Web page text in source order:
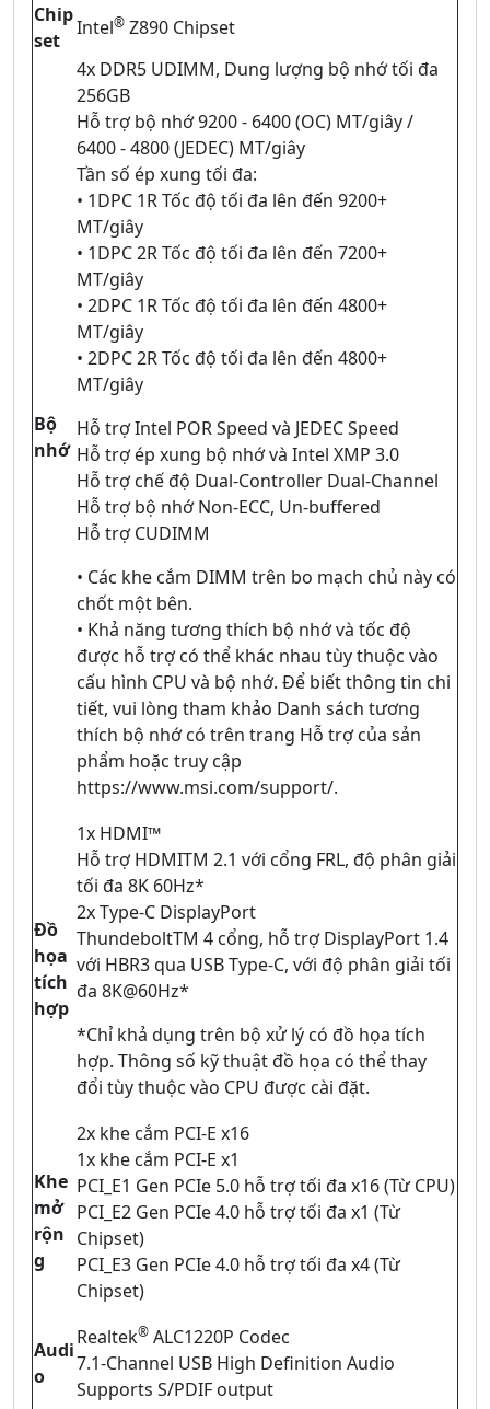
Chip
set
Intel® Z890 Chipset
Bộ
nhớ
4x DDR5 UDIMM, Dung lượng bộ nhớ tối đa
256GB
Hỗ trợ bộ nhớ 9200 - 6400 (OC) MT/giây /
6400 - 4800 (JEDEC) MT/giây
Tần số ép xung tối đa:
• 1DPC 1R Tốc độ tối đa lên đến 9200+
MT/giây
• 1DPC 2R Tốc độ tối đa lên đến 7200+
MT/giây
• 2DPC 1R Tốc độ tối đa lên đến 4800+
MT/giây
• 2DPC 2R Tốc độ tối đa lên đến 4800+
MT/giây
Hỗ trợ Intel POR Speed ​​và JEDEC Speed
Hỗ trợ ép xung bộ nhớ và Intel XMP 3.0
Hỗ trợ chế độ Dual-Controller Dual-Channel
Hỗ trợ bộ nhớ Non-ECC, Un-buffered
Hỗ trợ CUDIMM
• Các khe cắm DIMM trên bo mạch chủ này có
chốt một bên.
• Khả năng tương thích bộ nhớ và tốc độ
được hỗ trợ có thể khác nhau tùy thuộc vào
cấu hình CPU và bộ nhớ. Để biết thông tin chi
tiết, vui lòng tham khảo Danh sách tương
thích bộ nhớ có trên trang Hỗ trợ của sản
phẩm hoặc truy cập
https://www.msi.com/support/.
Đồ
họa
tích
hợp
1x HDMI™
Hỗ trợ HDMITM 2.1 với cổng FRL, độ phân giải
tối đa 8K 60Hz*
2x Type-C DisplayPort
ThundeboltTM 4 cổng, hỗ trợ DisplayPort 1.4
với HBR3 qua USB Type-C, với độ phân giải tối
đa 8K@60Hz*
*Chỉ khả dụng trên bộ xử lý có đồ họa tích
hợp. Thông số kỹ thuật đồ họa có thể thay
đổi tùy thuộc vào CPU được cài đặt.
Khe
mở
rộn
g
2x khe cắm PCI-E x16
1x khe cắm PCI-E x1
PCI_E1 Gen PCIe 5.0 hỗ trợ tối đa x16 (Từ CPU)
PCI_E2 Gen PCIe 4.0 hỗ trợ tối đa x1 (Từ
Chipset)
PCI_E3 Gen PCIe 4.0 hỗ trợ tối đa x4 (Từ
Chipset)
Audi
o
Realtek® ALC1220P Codec
7.1-Channel USB High Definition Audio
Supports S/PDIF output